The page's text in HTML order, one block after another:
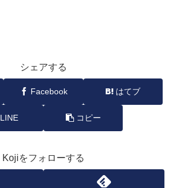
シェアする
Facebook はてブ
LINE コピー
Kojiをフォローする